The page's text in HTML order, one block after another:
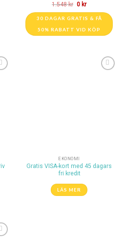
1.548kr 0 kr
30 DAGAR GRATIS & FÅ
50% RABATT VID KÖP
EKONOMI
Gratis VISA-kort med 45 dagars
fri kredit
LÄS MER